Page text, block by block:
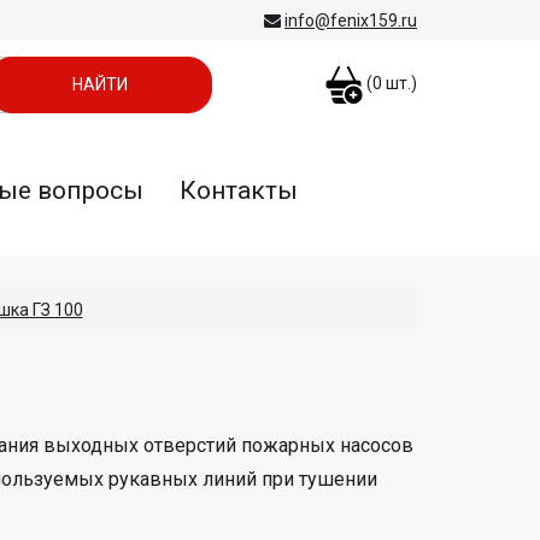
info@fenix159.ru
(0 шт.)
вопросы Контакты
ГЗ 100
выходных отверстий пожарных насосов
рукавных линий при тушении